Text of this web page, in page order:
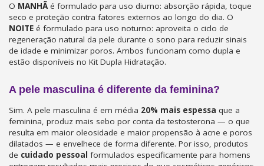
O MANHÃé formulado para uso diurno: absorção rápida, toque
seco e proteção contra fatores externos ao longo do dia. O
NOITE é formulado para uso noturno: aproveita o ciclo de
regeneração natural da pele durante o sono para reduzir sinais
de idade e minimizar poros. Ambos funcionam como dupla e
estão disponíveis no Kit Dupla Hidratação.
A pele masculina é diferente da feminina?
Sim. A pele masculina é em média 20% mais espessa que a
feminina, produz mais sebo por conta da testosterona — o que
resulta em maior oleosidade e maior propensão à acne e poros
dilatados — e envelhece de forma diferente. Por isso, produtos
de cuidado pessoal formulados especificamente para homens